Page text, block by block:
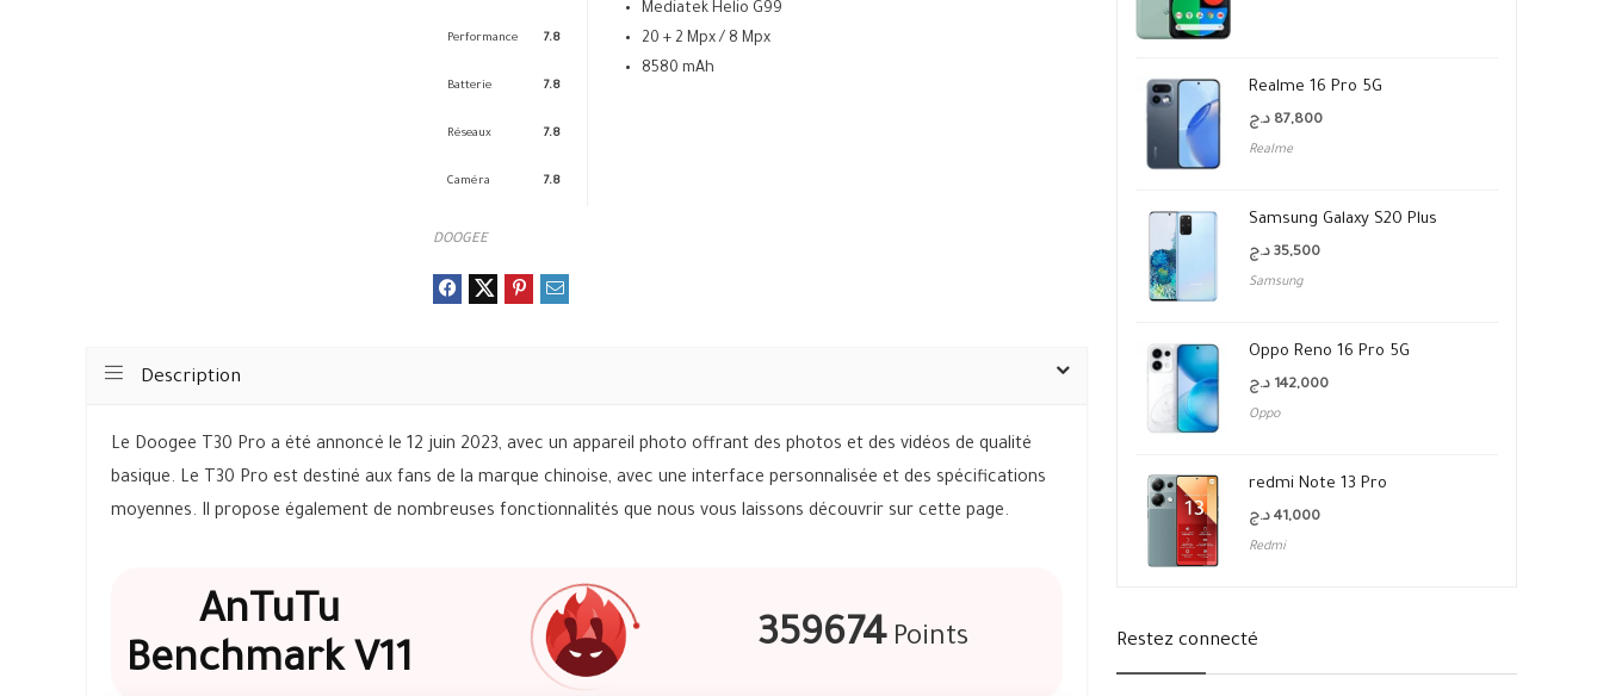
Performance 7.8
Batterie 7.8
Réseaux 7.8
Caméra 7.8
Mediatek Helio G99
20 + 2 Mpx / 8 Mpx
8580 mAh
DOOGEE
Description
Le Doogee T30 Pro a été annoncé le 12 juin 2023, avec un appareil photo offrant des photos et des vidéos de qualité
basique. Le T30 Pro est destiné aux fans de la marque chinoise, avec une interface personnalisée et des spécifications
moyennes. Il propose également de nombreuses fonctionnalités que nous vous laissons découvrir sur cette page.
AnTuTu
Benchmark V11
359674Points
Realme 16 Pro 5G
87,800 د.ج
Realme
Samsung Galaxy S20 Plus
35,500 د.ج
Samsung
Oppo Reno 16 Pro 5G
142,000 د.ج
Oppo
redmi Note 13 Pro
41,000 د.ج
Redmi
Restez connecté